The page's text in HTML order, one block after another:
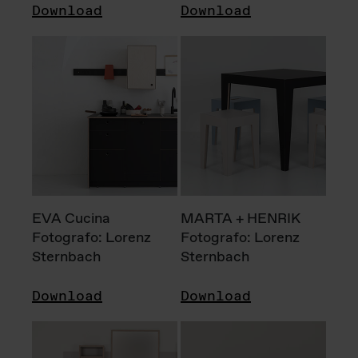
Download Download
EVA Cucina
Fotografo: Lorenz
Sternbach
Download
MARTA + HENRIK
Fotografo: Lorenz
Sternbach
Download